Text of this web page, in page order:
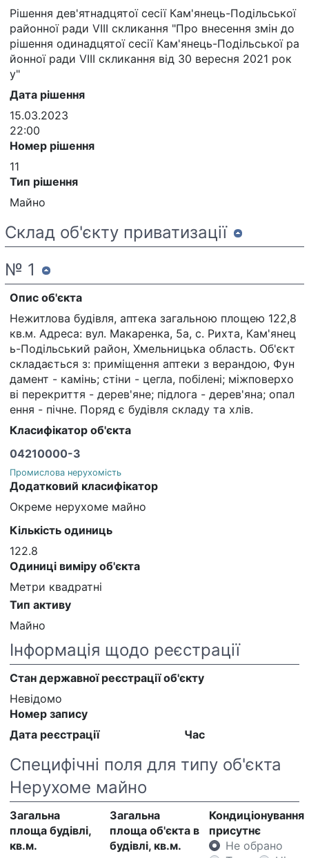
Рішення дев'ятнадцятої сесії Кам'янець-Подільської
районної ради VIII скликання "Про внесення змін до
рішення одинадцятої сесії Кам'янець-Подільської ра
йонної ради VIII скликання від 30 вересня 2021 рок
у"
Дата рішення
15.03.2023
22:00
Номер рішення
11
Тип рішення
Майно
Склад об'єкту приватизації
№ 1
Опис об'єкта
Нежитлова будівля, аптека загальною площею 122,8
кв.м. Адреса: вул. Макаренка, 5а, с. Рихта, Кам'янец
ь-Подільський район, Хмельницька область. Об'єкт
складається з: приміщення аптеки з верандою, Фун
дамент - камінь; стіни - цегла, побілені; міжповерхо
ві перекриття - дерев'яне; підлога - дерев'яна; опал
ення - пічне. Поряд є будівля складу та хлів.
Класифікатор об'єкта
04210000-3
Промислова нерухомість
Додатковий класифікатор
Окреме нерухоме майно
Кількість одиниць
122.8
Одиниці виміру об'єкта
Метри квадратні
Тип активу
Майно
Інформація щодо реєстрації
Стан державної реєстрації об'єкту
Невідомо
Номер запису
Дата реєстрації
Час
Специфічні поля для типу об'єкта
Нерухоме майно
Загальна
площа будівлі,
кв.м.
Загальна
площа об'єкта в
будівлі, кв.м.
Кондиціонування
присутнє
Не обрано